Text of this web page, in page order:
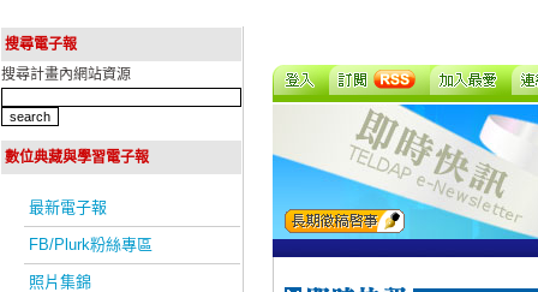
搜尋電子報
搜尋計畫內網站資源
數位典藏與學習電子報
最新電子報
FB/Plurk粉絲專區
照片集錦